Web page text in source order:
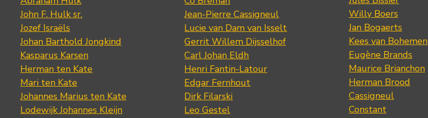
John F. Hulk sr.
Jozef Israëls
Johan Barthold Jongkind
Kasparus Karsen
Herman ten Kate
Mari ten Kate
Johannes Marius ten Kate
Lodewijk Johannes Kleijn
Jean-Pierre Cassigneul
Lucie van Dam van Isselt
Gerrit Willem Dijsselhof
Carl Johan Eldh
Henri Fantin-Latour
Edgar Fernhout
Dirk Filarski
Leo Gestel
Willy Boers
Jan Bogaerts
Kees van Bohemen
Eugène Brands
Maurice Brianchon
Herman Brood
Cassigneul
Constant